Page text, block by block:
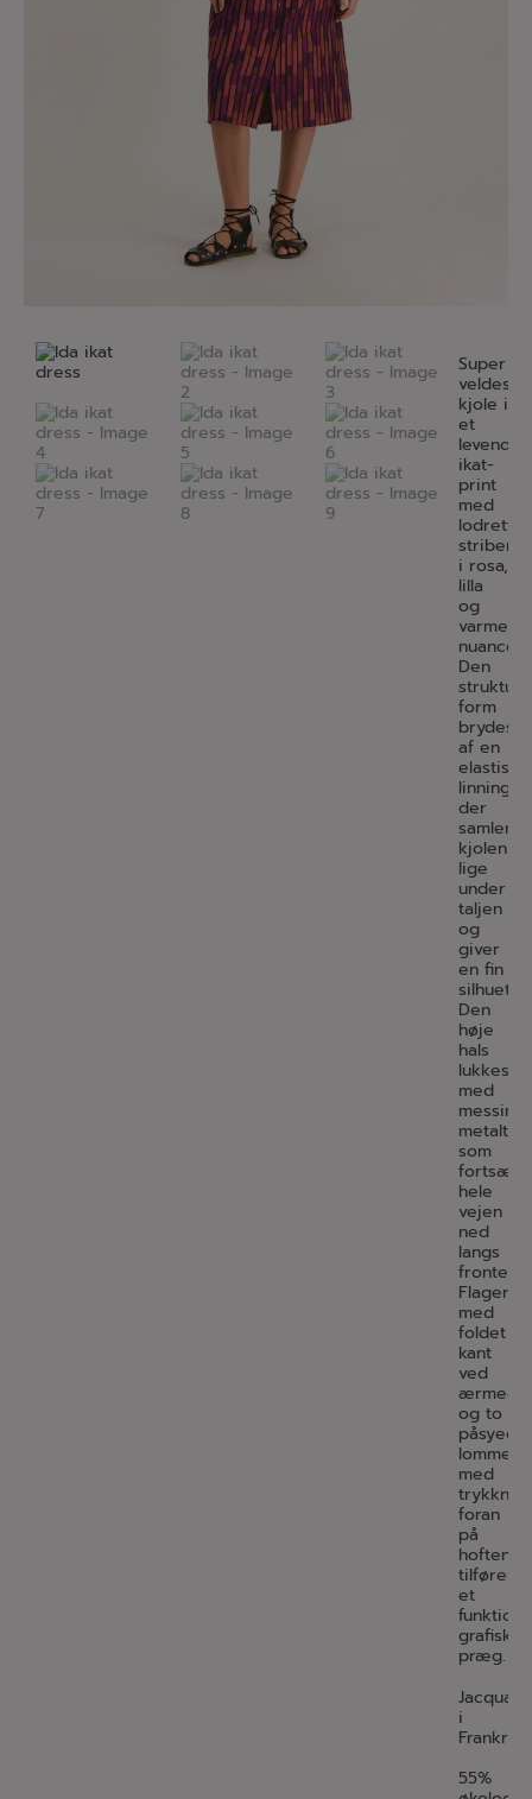
Super
kjole i
et
levende
ikat-
print
med
lodrette
striber
i rosa,
lilla
og
varme
nuancer.
Den
form
brydes
af en
elastisk
linning,
der
samler
kjolen
lige
under
taljen
og
giver
en fin
silhuet.
Den
høje
hals
lukkes
med
som
hele
vejen
ned
langs
fronten.
med
foldet
kant
ved
og to
påsyede
lommer
med
foran
på
hoften
tilfører
et
grafisk
præg.
i
Frankrig.
55%